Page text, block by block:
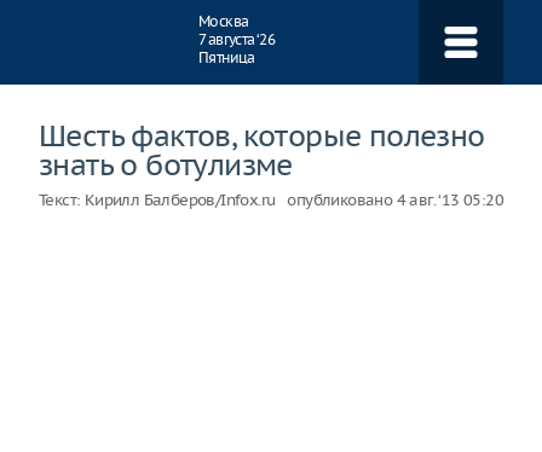
Москва
7 августа ‘26
Пятница
Шесть фактов, которые полезно
знать о ботулизме
Текст: Кирилл Балберов/Infox.ru опубликовано4 авг. ‘13 05:20